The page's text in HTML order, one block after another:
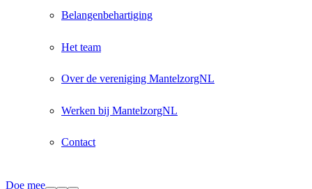
Belangenbehartiging
Het team
Over de vereniging MantelzorgNL
Werken bij MantelzorgNL
Contact
Doe mee